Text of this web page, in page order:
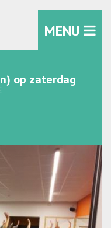
MENU
op zaterdag